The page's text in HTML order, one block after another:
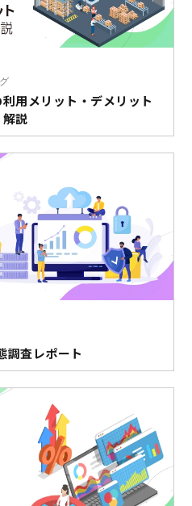
用メリット・デメリット
解説
調査レポート